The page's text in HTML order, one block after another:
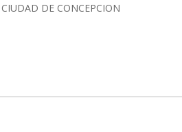
DE CONCEPCION